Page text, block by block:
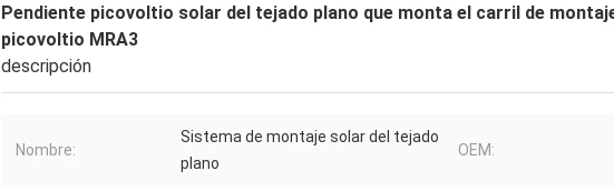
Pendiente picovoltio solar del tejado plano que monta el carril de
picovoltio MRA3
descripción
Nombre:
Sistema de montaje solar del tejado
plano
OEM: